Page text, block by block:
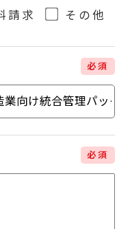
請求 その他
必須
必須